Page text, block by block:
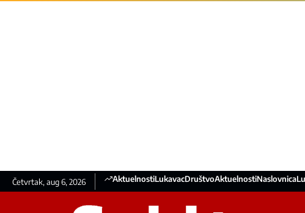
Četvrtak, aug 6, 2026 AktuelnostiLukavacDruštvoAktuelnostiNaslovnica